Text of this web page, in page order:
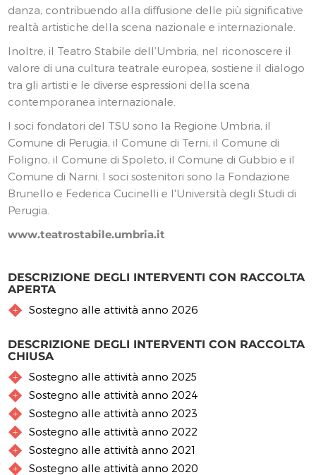
danza, contribuendo alla diffusione delle più significative
realtà artistiche della scena nazionale e internazionale.
Inoltre, il Teatro Stabile dell’Umbria, nel riconoscere il
valore di una cultura teatrale europea, sostiene il dialogo
tra gli artisti e le diverse espressioni della scena
contemporanea internazionale.
I soci fondatori del TSU sono la Regione Umbria, il
Comune di Perugia, il Comune di Terni, il Comune di
Foligno, il Comune di Spoleto, il Comune di Gubbio e il
Comune di Narni. I soci sostenitori sono la Fondazione
Brunello e Federica Cucinelli e l'Università degli Studi di
Perugia.
www.teatrostabile.umbria.it
DESCRIZIONE DEGLI INTERVENTI CON RACCOLTA
APERTA
Sostegno alle attività anno 2026
DESCRIZIONE DEGLI INTERVENTI CON RACCOLTA
CHIUSA
Sostegno alle attività anno 2025
Sostegno alle attività anno 2024
Sostegno alle attività anno 2023
Sostegno alle attività anno 2022
Sostegno alle attività anno 2021
Sostegno alle attività anno 2020